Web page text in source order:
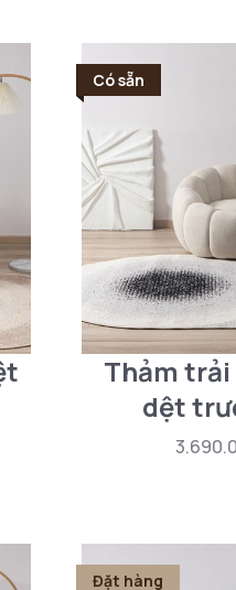
Có sẵn
Thảm trải
dệt
Đặt hàng